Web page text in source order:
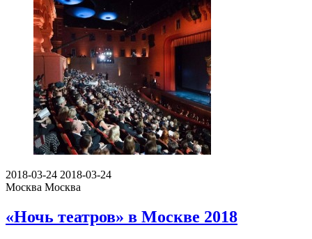
2018-03-24 2018-03-24
Москва Москва
«Ночь театров» в Москве 2018